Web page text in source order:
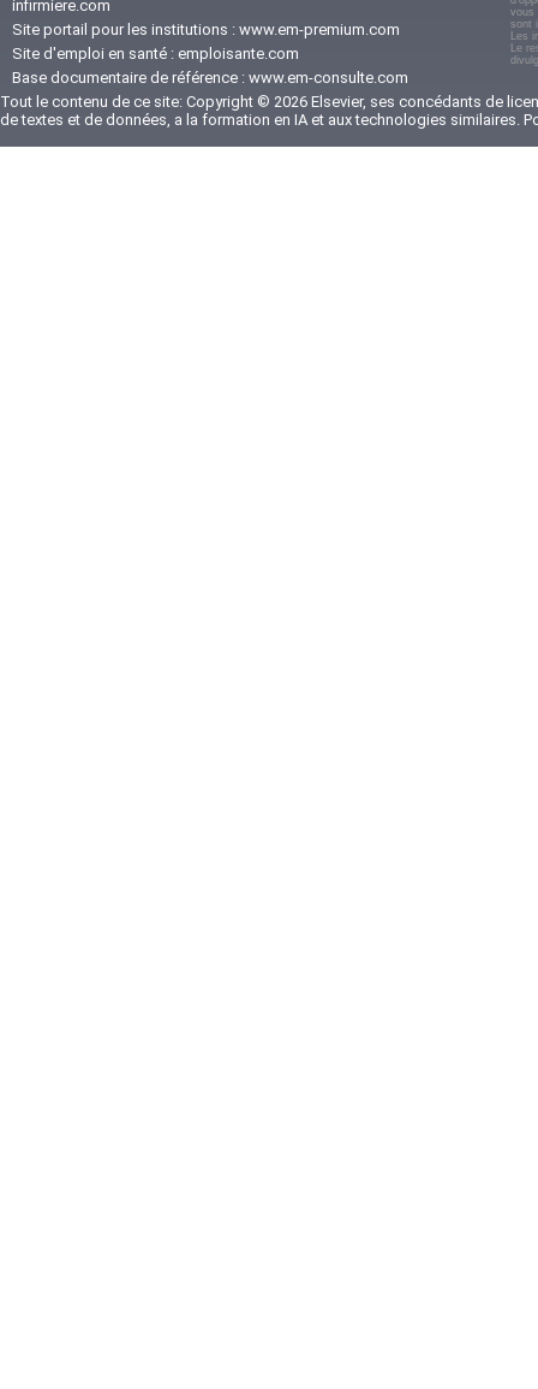
infirmiere.com
Site portail pour les institutions : www.em-premium.com
Site d'emploi en santé : emploisante.com
Base documentaire de référence : www.em-consulte.com
vous
sont
Les
Le
Tout le contenu de ce site: Copyright © 2026 Elsevier, ses concédants de
de textes et de données, a la formation en IA et aux technologies similaires.